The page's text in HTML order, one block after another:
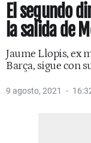
El segundo
la salida de
Jaume Llopis, ex
Barça, sigue con
9 agosto, 2021